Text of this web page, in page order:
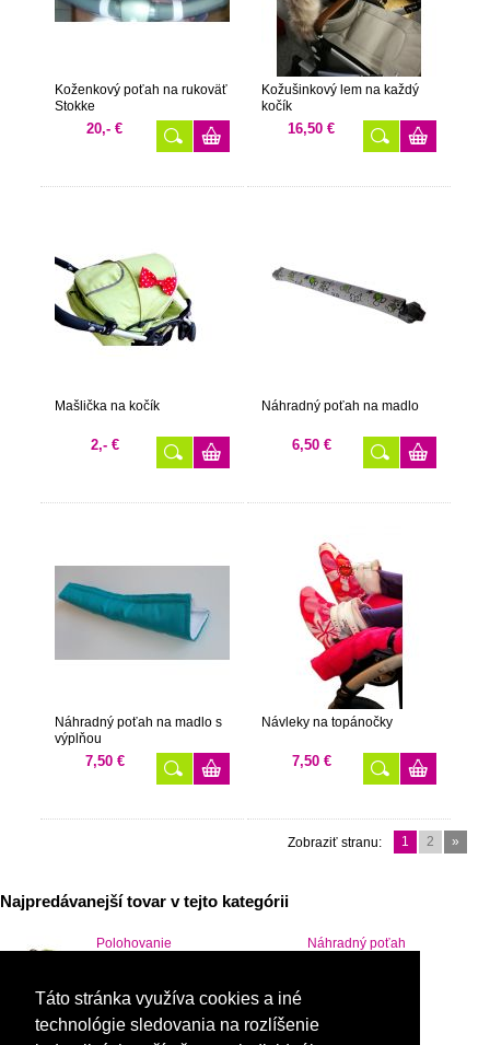
Táto stránka využíva cookies a iné
technológie sledovania na rozlíšenie
Koženkový poťah na rukoväť
Stokke
20,- €
Kožušinkový lem na každý
kočík
16,50 €
Mašlička na kočík
2,- €
Náhradný poťah na madlo
6,50 €
Náhradný poťah na madlo s
výplňou
7,50 €
Návleky na topánočky
7,50 €
Zobraziť stranu: 1 2 »
Najpredávanejší tovar v tejto kategórii
Polohovanie
Náhradný poťah
Obojstranný
Mašlička na